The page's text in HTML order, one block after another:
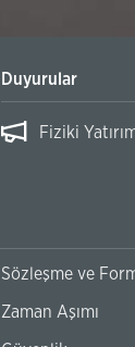
Duyurular
Sözleşme ve
Zaman Aşımı